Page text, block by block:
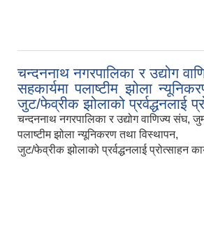
चन्दननाथ नगरपालिका र उद्योग
सहकार्यमा पलाष्टीम झोला
जुट/फेव्रीक झोलाको प्रर्वद्धनलाई
चन्दननाथ नगरपालिका र उद्योग वाणिज्य संघ,
पलाष्टीम झोला न्यूनिकरण तथा विस्थापन,
जुट/फेव्रीक झोलाको प्रर्वद्धनलाई प्रोत्साहन